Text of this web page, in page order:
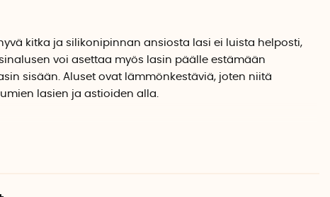
kitka ja silikonipinnan ansiosta lasi ei luista helposti,
voi asettaa myös lasin päälle estämään
sisään. Aluset ovat lämmönkestäviä, joten niitä
lasien ja astioiden alla.
puolin on kuvia ruotsalaisista majakoista sekä